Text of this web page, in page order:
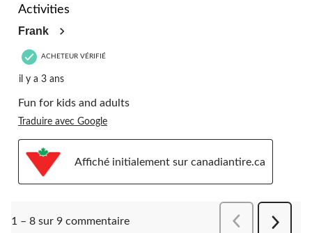
Activities
Frank
ACHETEUR VÉRIFIÉ
il y a 3 ans
Fun for kids and adults
Traduire avec Google
Affiché initialement sur canadiantire.ca
1 – 8 sur 9 commentaire
Suivant